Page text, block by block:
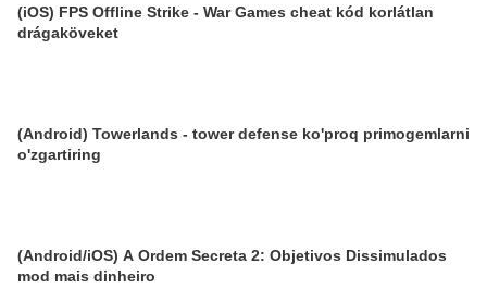
(iOS) FPS Offline Strike - War Games cheat kód korlátlan
drágaköveket
(Android) Towerlands - tower defense ko'proq primogemlarni
o'zgartiring
(Android/iOS) A Ordem Secreta 2: Objetivos Dissimulados
mod mais dinheiro